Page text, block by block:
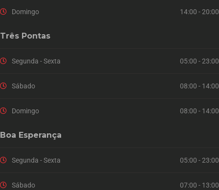
Domingo 14:00 - 20:00
Três Pontas
Segunda - Sexta 05:00 - 23:00
Sábado 08:00 - 14:00
Domingo 08:00 - 14:00
Boa Esperança
Segunda - Sexta 05:00 - 23:00
Sábado 07:00 - 13:00